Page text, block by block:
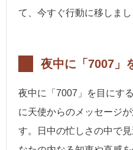
て、今すぐ行動に移しまし
夜中に「7007」
夜中に「7007」を目にす
に天使からのメッセージ
す。日中の忙しさの中で